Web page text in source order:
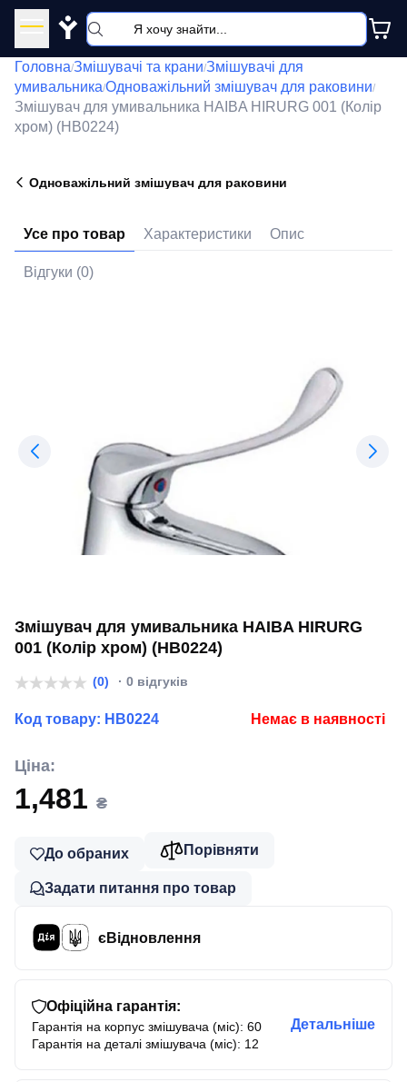
Y
Головна/Змішувачі та крани/Змішувачі для
умивальника/Одноважільний змішувач для раковини/
Змішувач для умивальника HAIBA HIRURG 001 (Колір
хром) (HB0224)
Одноважільний змішувач для раковини
Усе про товар Характеристики Опис
Відгуки (0)
Змішувач для умивальника HAIBA HIRURG
001 (Колір хром) (HB0224)
(0) · 0 відгуків
Код товару: HB0224 Немає в наявності
Ціна:
1,481 ₴
До обраних Порівняти
Задати питання про товар
єВідновлення
Офіційна гарантія:
Гарантія на корпус змішувача (міс): 60
Гарантія на деталі змішувача (міс): 12
Детальніше